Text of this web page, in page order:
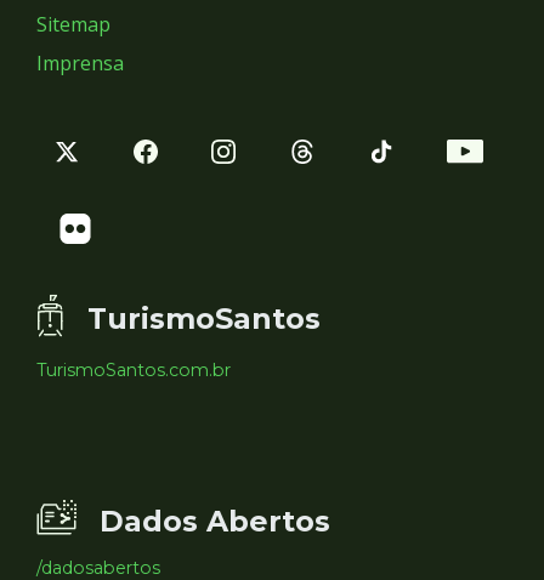
Sitemap
Imprensa
TurismoSantos
TurismoSantos.com.br
Dados Abertos
/dadosabertos